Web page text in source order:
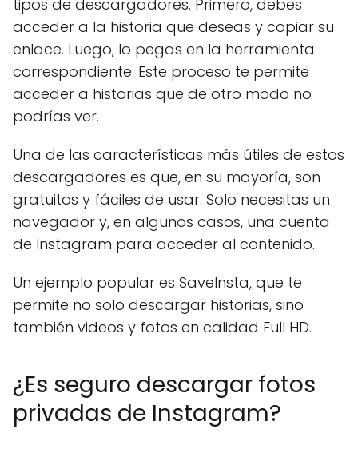
tipos de descargadores. Primero, debes
acceder a la historia que deseas y copiar su
enlace. Luego, lo pegas en la herramienta
correspondiente. Este proceso te permite
acceder a historias que de otro modo no
podrías ver.
Una de las características más útiles de estos
descargadores es que, en su mayoría, son
gratuitos y fáciles de usar. Solo necesitas un
navegador y, en algunos casos, una cuenta
de Instagram para acceder al contenido.
Un ejemplo popular es SaveInsta, que te
permite no solo descargar historias, sino
también videos y fotos en calidad Full HD.
¿Es seguro descargar fotos
privadas de Instagram?